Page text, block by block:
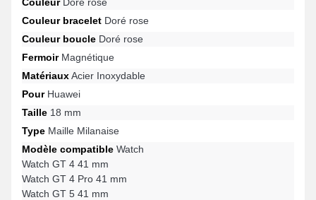
modèles comme : Watch GT 5 Pro 42 mm, Watch GT 4 41 mm,
Watch GT 4 Pro 41 mm, Watch GT 5 41 mm, Watch et beaucoup
pour montre Huawei se combine totalement à une multitude de
modèles de la marque.
Couleur bracelet Doré rose
Couleur boucle Doré rose
FermoirMagnétique
MatériauxAcier Inoxydable
PourHuawei
Taille 18 mm
Type Maille Milanaise
Modèle compatible Watch
Watch GT 4 41 mm
Watch GT 4 Pro 41 mm
Watch GT 5 41 mm